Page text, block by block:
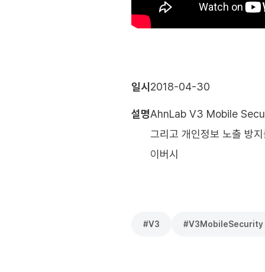
일시
설명
2018-04-30
AhnLab V3 Mobile
그리고 개인정보 노출 방
이버시
#V3 #V3MobileSecurity